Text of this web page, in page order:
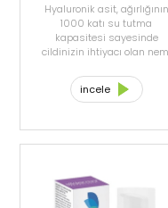
Hyaluronik asit, ağırlığının
1000 katı su tutma
kapasitesi sayesinde
cildinizin ihtiyacı olan
ve nemli görünüm
kazandırır. İçeriğindeki
incele